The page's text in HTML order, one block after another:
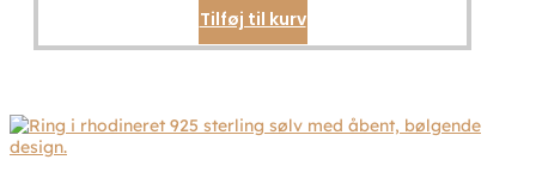
Tilføj til kurv